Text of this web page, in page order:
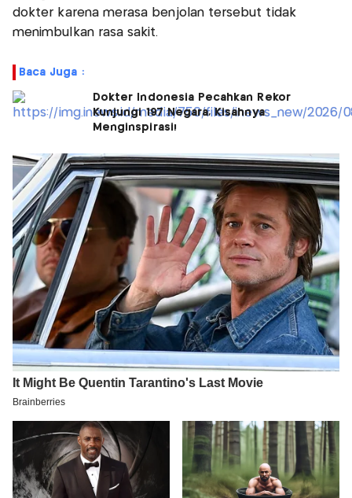
dokter karena merasa benjolan tersebut tidak
menimbulkan rasa sakit.
Baca Juga :
Dokter Indonesia Pecahkan Rekor
Kunjungi 197 Negara, Kisahnya
Menginspirasi!